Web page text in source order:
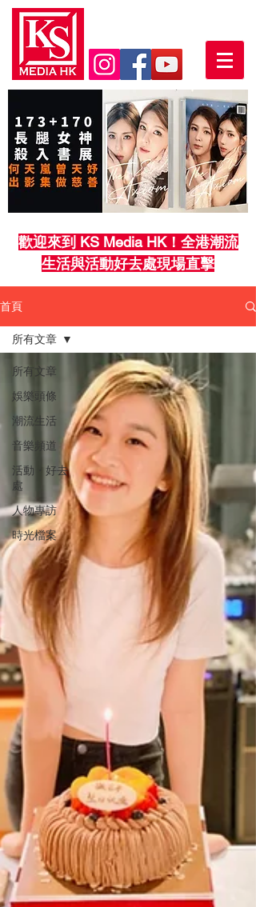
歡迎來到 KS Media HK！全港潮流
生活與活動好去處現場直擊
首頁
所有文章
娛樂頭條
潮流生活
音樂頻道
活動・好去
處
人物專訪
時光檔案
所有文章